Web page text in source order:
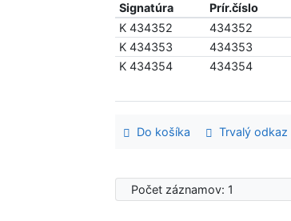
Signatúra
Prír.číslo
K 434352
434352
K 434353
434353
K 434354
434354
Do košíka Trvalý odkaz
Počet záznamov: 1